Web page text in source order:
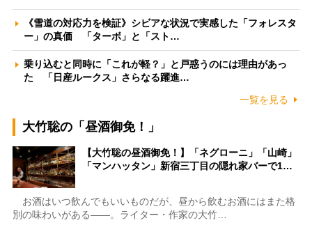
《雪道の対応力を検証》シビアな状況で実感した「フォレスタ
ー」の真価 「ターボ」と「スト…
乗り込むと同時に「これが軽？」と戸惑うのには理由があっ
た 「日産ルークス」さらなる躍進…
一覧を見る
大竹聡の「昼酒御免！」
【大竹聡の昼酒御免！】「ネグローニ」「山崎」
「マンハッタン」新宿三丁目の隠れ家バーで1…
お酒はいつ飲んでもいいものだが、昼から飲むお酒にはまた格
別の味わいがある――。ライター・作家の大竹…